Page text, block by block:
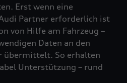
Erst wenn eine
Partner erforderlich ist
von Hilfe am Fahrzeug –
Daten an den
übermittelt. So erhalten
Unterstützung – rund